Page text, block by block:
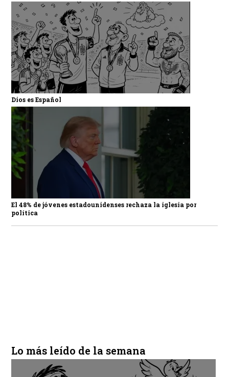
Dios es Español
El 48% de jóvenes estadounidenses rechaza la iglesia por
política
Lo más leído de la semana